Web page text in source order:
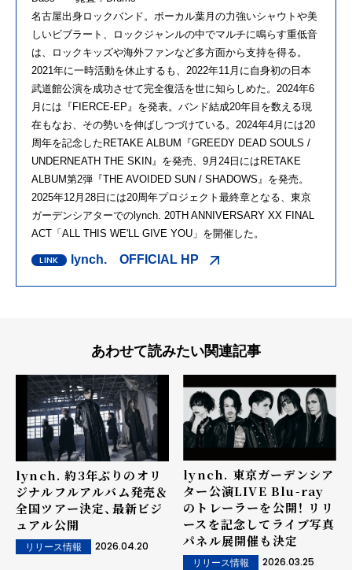
名古屋出身ロックバンド。ボーカル葉月の力強いシャウトや美
しいビブラート、ロックジャンルの中でマルチに鳴らす重低音
は、ロックキッズや海外ファンなど多方面から支持を得る。
2021年に一時活動を休止するも、2022年11月に自身初の日本
武道館公演を成功させて完全復活を世に知らしめた。2024年6
月には『FIERCE-EP』を発表。バンド結成20年目を数える現
在もなお、その勢いを伸ばしつづけている。2024年4月には20
周年を記念したRETAKE ALBUM『GREEDY DEAD SOULS /
UNDERNEATH THE SKIN』を発売、9月24日にはRETAKE
ALBUM第2弾『THE AVOIDED SUN / SHADOWS』を発売。
2025年12月28日には20周年プロジェクト最終章となる、東京
ガーデンシアターでのlynch. 20TH ANNIVERSARY XX FINAL
ACT「ALL THIS WE'LL GIVE YOU」を開催した。
lynch. OFFICIAL HP
あわせて読みたい関連記事
lynch. 約3年ぶりのオリ
ジナルフルアルバム発売＆
全国ツアー決定、最新ビジ
ュアル公開
リリース情報 2026.04.20
lynch. 東京ガーデンシア
ター公演LIVE Blu-ray
のトレーラーを公開！ リリ
ースを記念してライブ写真
パネル展開催も決定
リリース情報 2026.03.25